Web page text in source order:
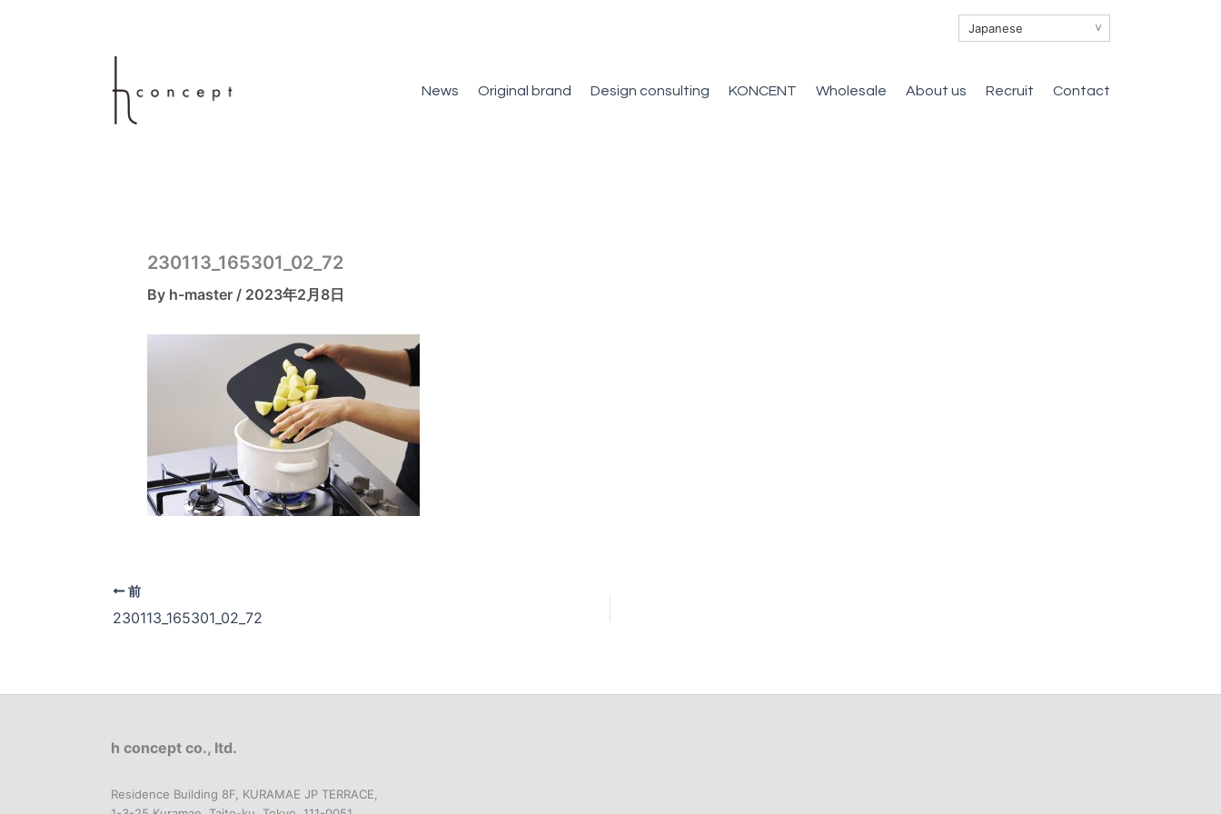
∨
News Original brand Design consulting KONCENT Wholesale About us Recruit Contact
230113_165301_02_72
By h-master / 2023年2月8日
前
230113_165301_02_72
h concept co., ltd.
Residence Building 8F, KURAMAE JP TERRACE,